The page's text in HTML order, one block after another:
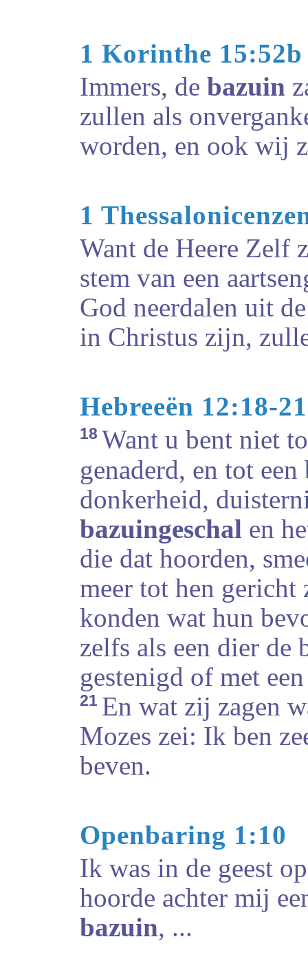
1 Korinthe 15:52b
Immers, de bazuin
zullen als
worden, en ook wij
1
Want de Heere Zelf
stem van een
God neerdalen uit
in Christus zijn,
Hebreeën 12:18-21
18 Want u bent niet
genaderd, en tot
donkerheid,
bazuingeschal en
die dat hoorden,
meer tot hen
konden wat hun
zelfs als een dier de
gestenigd of met
21 En wat zij zagen
Mozes zei: Ik ben
beven.
Openbaring 1:10
Ik was in de geest
hoorde achter mij
bazuin, ...